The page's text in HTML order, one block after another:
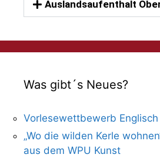
Auslandsaufenthalt
Was gibt´s Neues?
Vorlesewettbewerb Englisch
„Wo die wilden Kerle
aus dem WPU Kunst